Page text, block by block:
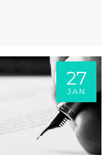
27
JAN